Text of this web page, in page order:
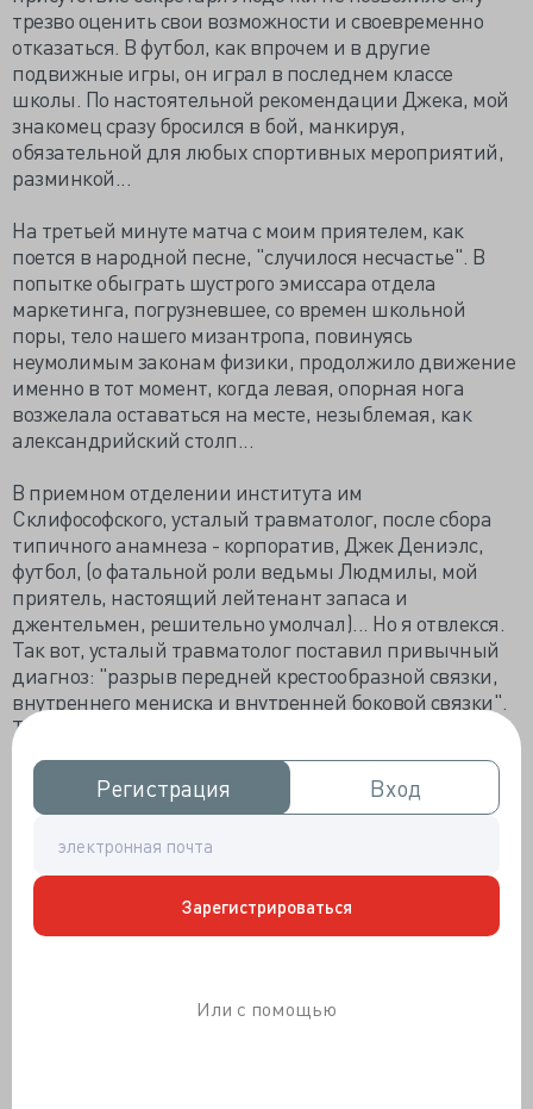
Регистрация
Регистрация Вход
Вход
Зарегистрироваться
Или с помощью
трезво оценить свои возможности и своевременно
отказаться. В футбол, как впрочем и в другие
подвижные игры, он играл в последнем классе
школы. По настоятельной рекомендации Джека, мой
знакомец сразу бросился в бой, манкируя,
обязательной для любых спортивных мероприятий,
разминкой...
На третьей минуте матча с моим приятелем, как
поется в народной песне, "случилося несчастье". В
попытке обыграть шустрого эмиссара отдела
маркетинга, погрузневшее, со времен школьной
поры, тело нашего мизантропа, повинуясь
неумолимым законам физики, продолжило движение
именно в тот момент, когда левая, опорная нога
возжелала оставаться на месте, незыблемая, как
александрийский столп...
В приемном отделении института им
Склифософского, усталый травматолог, после сбора
типичного анамнеза - корпоратив, Джек Дениэлс,
футбол, (о фатальной роли ведьмы Людмилы, мой
приятель, настоящий лейтенант запаса и
джентельмен, решительно умолчал)... Но я отвлекся.
Так вот, усталый травматолог поставил привычный
диагноз: "разрыв передней крестообразной связки,
внутреннего мениска и внутренней боковой связки".
То, что называется "несчастной триадой".